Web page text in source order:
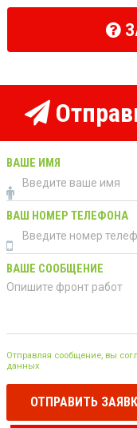
ВАШЕ ИМЯ
ВАШ НОМЕР ТЕЛЕФОНА
ВАШЕ СООБЩЕНИЕ
Отправляя сообщение, вы
данных
ОТПРАВИТЬ